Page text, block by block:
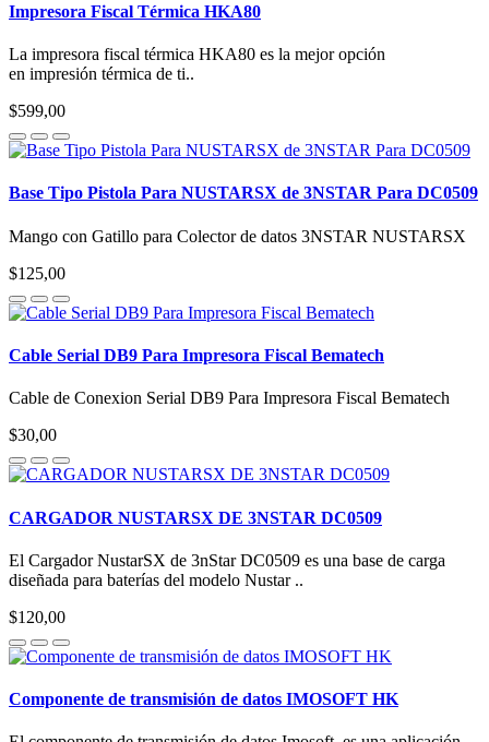
Impresora Fiscal Térmica HKA80
La impresora fiscal térmica HKA80 es la mejor opción
en impresión térmica de ti..
$599,00
Base Tipo Pistola Para NUSTARSX de 3NSTAR Para DC0509
Mango con Gatillo para Colector de datos 3NSTAR NUSTARSX
$125,00
Cable Serial DB9 Para Impresora Fiscal Bematech
Cable de Conexion Serial DB9 Para Impresora Fiscal Bematech
$30,00
CARGADOR NUSTARSX DE 3NSTAR DC0509
El Cargador NustarSX de 3nStar DC0509 es una base de carga
diseñada para baterías del modelo Nustar ..
$120,00
Componente de transmisión de datos IMOSOFT HK